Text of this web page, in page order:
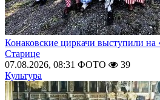
Конаковские циркачи выступили
Старице
07.08.2026, 08:31 ФОТО
39
Культура